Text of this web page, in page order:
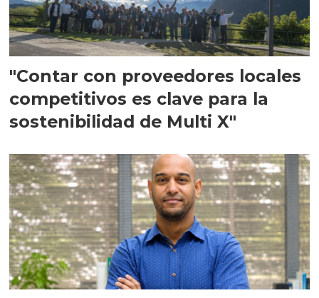
"Contar con proveedores locales
competitivos es clave para la
sostenibilidad de Multi X"